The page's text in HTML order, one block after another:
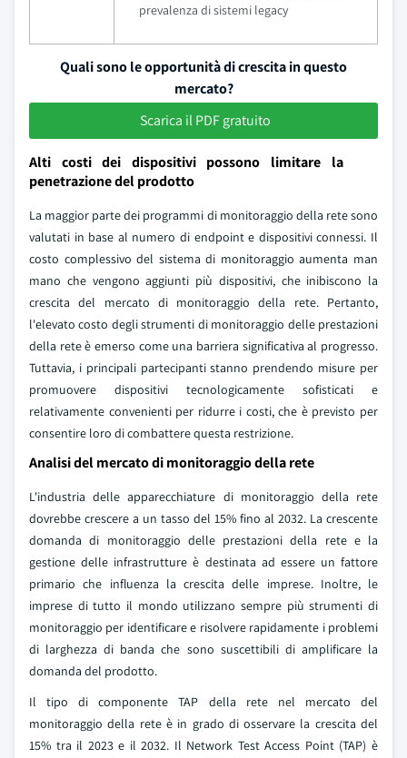
prevalenza di sistemi legacy
Quali sono le opportunità di crescita in questo
mercato?
Scarica il PDF gratuito
Alti costi dei dispositivi possono limitare la
penetrazione del prodotto
La maggior parte dei programmi di monitoraggio della rete sono
valutati in base al numero di endpoint e dispositivi connessi. Il
costo complessivo del sistema di monitoraggio aumenta man
mano che vengono aggiunti più dispositivi, che inibiscono la
crescita del mercato di monitoraggio della rete. Pertanto,
l'elevato costo degli strumenti di monitoraggio delle prestazioni
della rete è emerso come una barriera significativa al progresso.
Tuttavia, i principali partecipanti stanno prendendo misure per
promuovere dispositivi tecnologicamente sofisticati e
relativamente convenienti per ridurre i costi, che è previsto per
consentire loro di combattere questa restrizione.
Analisi del mercato di monitoraggio della rete
L'industria delle apparecchiature di monitoraggio della rete
dovrebbe crescere a un tasso del 15% fino al 2032. La crescente
domanda di monitoraggio delle prestazioni della rete e la
gestione delle infrastrutture è destinata ad essere un fattore
primario che influenza la crescita delle imprese. Inoltre, le
imprese di tutto il mondo utilizzano sempre più strumenti di
monitoraggio per identificare e risolvere rapidamente i problemi
di larghezza di banda che sono suscettibili di amplificare la
domanda del prodotto.
Il tipo di componente TAP della rete nel mercato del
monitoraggio della rete è in grado di osservare la crescita del
15% tra il 2023 e il 2032. Il Network Test Access Point (TAP) è